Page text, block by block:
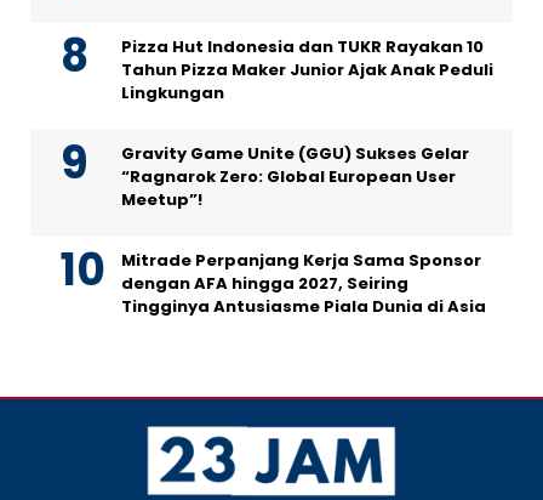
Pizza Hut Indonesia dan TUKR Rayakan 10
Tahun Pizza Maker Junior Ajak Anak Peduli
Lingkungan
Gravity Game Unite (GGU) Sukses Gelar
“Ragnarok Zero: Global European User
Meetup”!
Mitrade Perpanjang Kerja Sama Sponsor
dengan AFA hingga 2027, Seiring
Tingginya Antusiasme Piala Dunia di Asia